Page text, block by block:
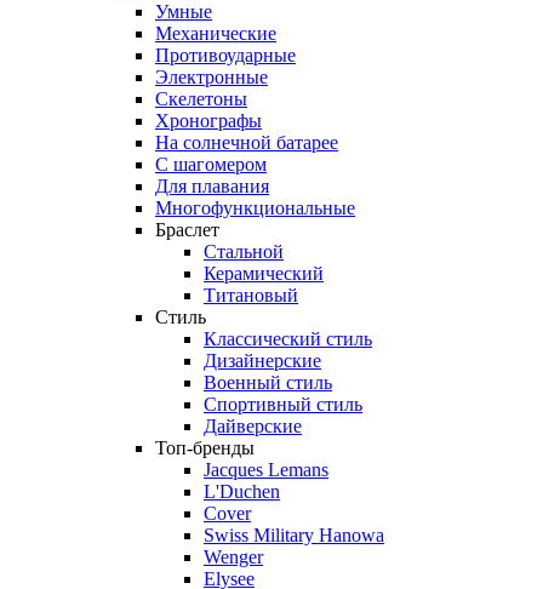
Умные
Механические
Противоударные
Электронные
Скелетоны
Хронографы
На солнечной батарее
С шагомером
Для плавания
Многофункциональные
Браслет
Стальной
Керамический
Титановый
Стиль
Классический стиль
Дизайнерские
Военный стиль
Спортивный стиль
Дайверские
Топ-бренды
Jacques Lemans
L'Duchen
Cover
Swiss Military Hanowa
Wenger
Elysee